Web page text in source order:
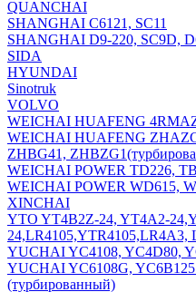
QUANCHAI
SHANGHAI C6121, SC11
SHANGHAI D9-220, SC9D,
SIDA
HYUNDAI
Sinotruk
VOLVO
WEICHAI HUAFENG
WEICHAI HUAFENG
ZHBG41,
WEICHAI POWER TD226,
WEICHAI POWER WD615,
XINCHAI
YTO YT4B2Z-24, YT4A2-
24,LR4105,YTR4105,LR4A3,
YUCHAI YC4108, YC4D80,
YUCHAI YC6108G,
(турбированный)